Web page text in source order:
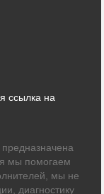
ссылка на
мы помогаем
мы не
диагностику